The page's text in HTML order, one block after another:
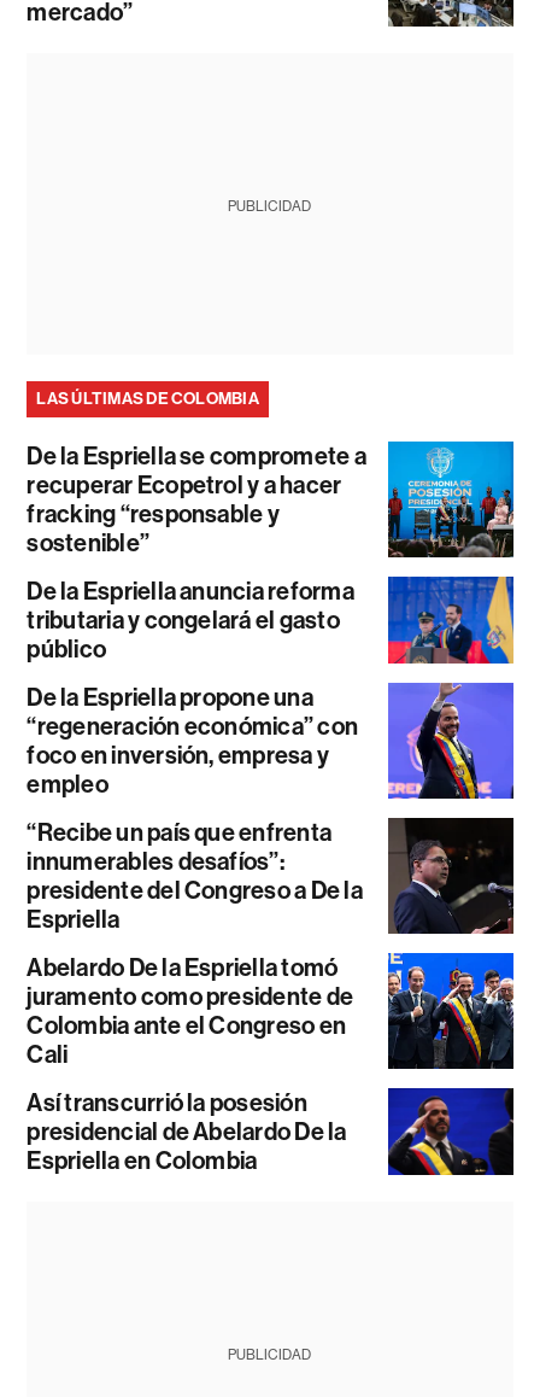
mercado”
PUBLICIDAD
LAS ÚLTIMAS DE COLOMBIA
De la Espriella se compromete a
recuperar Ecopetrol y a hacer
fracking “responsable y
sostenible”
De la Espriella anuncia reforma
tributaria y congelará el gasto
público
De la Espriella propone una
“regeneración económica” con
foco en inversión, empresa y
empleo
“Recibe un país que enfrenta
innumerables desafíos”:
presidente del Congreso a De la
Espriella
Abelardo De la Espriella tomó
juramento como presidente de
Colombia ante el Congreso en
Cali
Así transcurrió la posesión
presidencial de Abelardo De la
Espriella en Colombia
PUBLICIDAD